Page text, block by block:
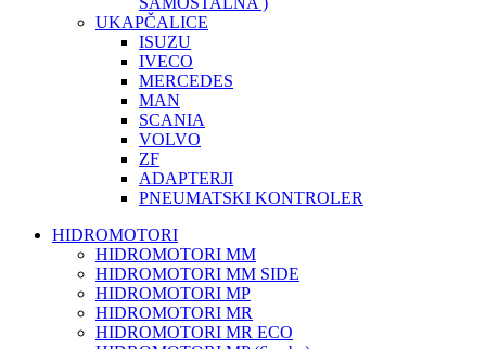
UKAPČALICE
ISUZU
IVECO
MERCEDES
MAN
SCANIA
VOLVO
ZF
ADAPTERJI
PNEUMATSKI KONTROLER
HIDROMOTORI
HIDROMOTORI MM
HIDROMOTORI MM SIDE
HIDROMOTORI MP
HIDROMOTORI MR
HIDROMOTORI MR ECO